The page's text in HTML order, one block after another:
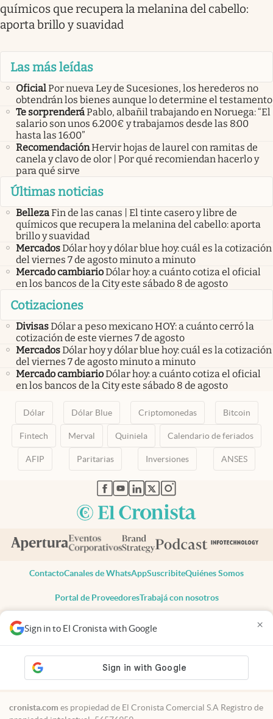
Sign in to El Cronista with Google ×
químicos que recupera la melanina del cabello:
aporta brillo y suavidad
Las más leídas
OficialPor nueva Ley de Sucesiones, los herederos no
obtendrán los bienes aunque lo determine el testamento
Te sorprenderáPablo, albañil trabajando en Noruega: “El
salario son unos 6.200€ y trabajamos desde las 8:00
hasta las 16:00”
RecomendaciónHervir hojas de laurel con ramitas de
canela y clavo de olor | Por qué recomiendan hacerlo y
para qué sirve
Últimas noticias
BellezaFin de las canas | El tinte casero y libre de
químicos que recupera la melanina del cabello: aporta
brillo y suavidad
MercadosDólar hoy y dólar blue hoy: cuál es la cotización
del viernes 7 de agosto minuto a minuto
Mercado cambiarioDólar hoy: a cuánto cotiza el oficial
en los bancos de la City este sábado 8 de agosto
Cotizaciones
DivisasDólar a peso mexicano HOY: a cuánto cerró la
cotización de este viernes 7 de agosto
MercadosDólar hoy y dólar blue hoy: cuál es la cotización
del viernes 7 de agosto minuto a minuto
Mercado cambiarioDólar hoy: a cuánto cotiza el oficial
en los bancos de la City este sábado 8 de agosto
Dólar Dólar Blue Criptomonedas Bitcoin
Fintech Merval Quiniela Calendario de feriados
AFIP Paritarias Inversiones ANSES
abre en nueva pestaña
abre en nueva pestaña
abre en nueva pestaña
abre en nueva pestaña
abre en nueva pestaña
ContactoCanales de WhatsAppSuscribiteQuiénes Somos
Portal de ProveedoresTrabajá con nosotros
Todos los derechos reservados
Privacidad
Consentimiento
Tel:+54 11 7078-3270
cronista.com es propiedad de El Cronista Comercial S.A Registro de